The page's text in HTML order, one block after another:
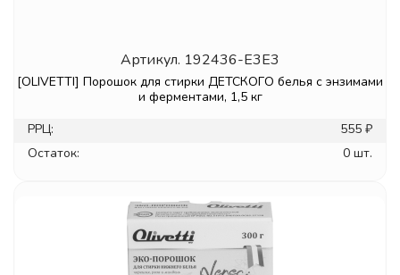
Артикул. 192436-E3E3
[OLIVETTI] Порошок для стирки ДЕТСКОГО белья с энзимами
и ферментами, 1,5 кг
РРЦ:
555 ₽
Остаток:
0 шт.